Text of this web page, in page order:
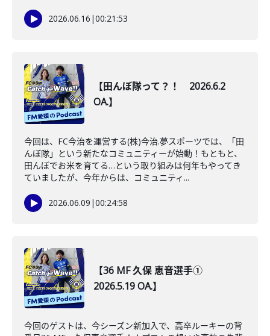
2026.06.16 |00:21:53
【田んぼ隊って？！ 2026.6.2
OA.】
今回は、FC今治を運営する(株)今治.夢スポーツでは、「田
んぼ隊」という新たなコミュニティーが始動！もともと、
田んぼでお米を育てる…という取り組みは何年もやってき
ていましたが、今年からは、コミュニティ...
2026.06.09 |00:24:58
【36 MF 久保 恵音選手①
2026.5.19 OA.】
今回のゲストは、今シーズン新加入で、高卒ルーキーの背